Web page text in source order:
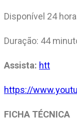
Disponível 24
Duração: 44
Assista: htt
https://
FICHA TÉCNICA